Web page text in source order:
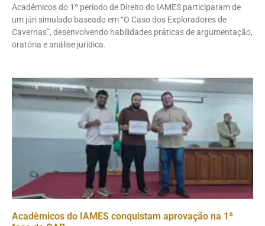
Acadêmicos do 1º período de Direito do IAMES participaram de
um júri simulado baseado em “O Caso dos Exploradores de
Cavernas”, desenvolvendo habilidades práticas de argumentação,
oratória e análise jurídica.
Acadêmicos do IAMES conquistam aprovação na 1ª